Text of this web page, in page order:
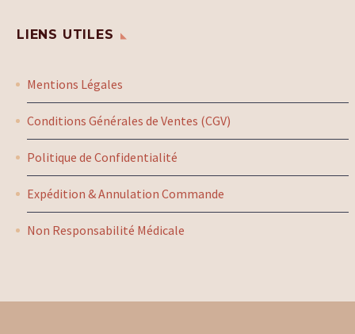
LIENS UTILES
Mentions Légales
Conditions Générales de Ventes (CGV)
Politique de Confidentialité
Expédition & Annulation Commande
Non Responsabilité Médicale